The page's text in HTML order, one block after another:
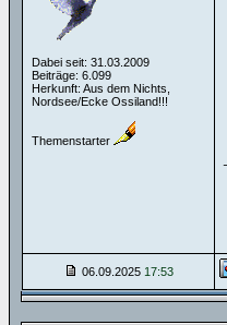
Dabei seit: 31.03.2009
Beiträge: 6.099
Herkunft: Aus dem Nichts,
Nordsee/Ecke Ossiland!!!
Themenstarter
06.09.2025 17:53